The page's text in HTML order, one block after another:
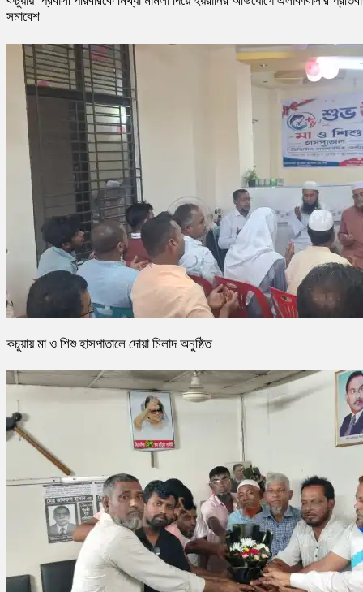
সমাবেশ
কচুয়ায় মা ও শিশু হাসপাতালে দোয়া মিলাদ অনুষ্ঠিত